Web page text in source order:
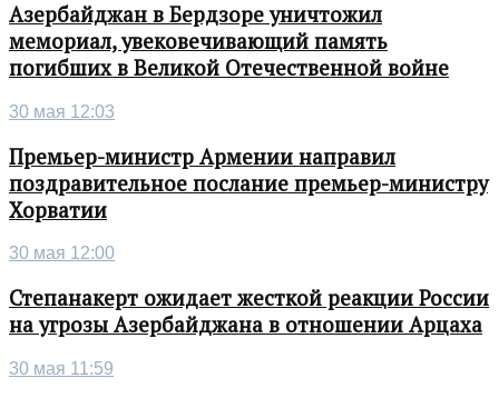
Азербайджан в Бердзоре уничтожил
мемориал, увековечивающий память
погибших в Великой Отечественной войне
30 мая 12:03
Премьер-министр Армении направил
поздравительное послание премьер-министру
Хорватии
30 мая 12:00
Степанакерт ожидает жесткой реакции России
на угрозы Азербайджана в отношении Арцаха
30 мая 11:59